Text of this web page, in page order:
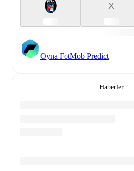
X
Oyna FotMob Predict
Haberler